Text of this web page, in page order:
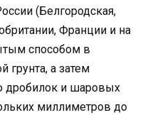
(Белгородская,
Франции и на
способом в
грунта, а затем
дробилок и шаровых
миллиметров до